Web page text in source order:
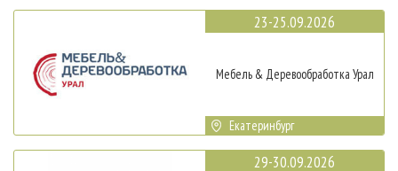
23-25.09.2026
Мебель & Деревообработка Урал
Екатеринбург
29-30.09.2026